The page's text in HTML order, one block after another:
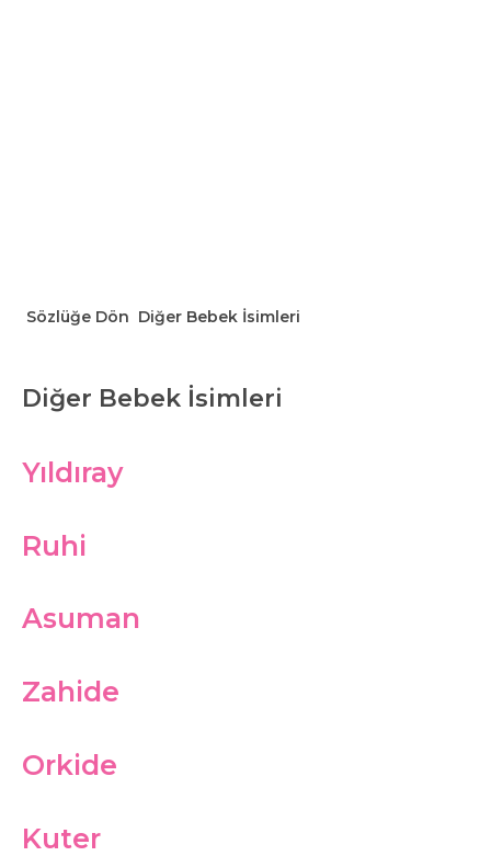
Sözlüğe Dön Diğer Bebek İsimleri
Diğer Bebek İsimleri
Yıldıray
Ruhi
Asuman
Zahide
Orkide
Kuter